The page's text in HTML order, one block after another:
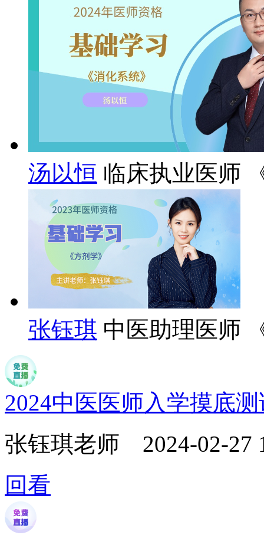
汤以恒 临床执业医师
张钰琪 中医助理医师
2024中医医师入学摸底
张钰琪老师 2024-02-27
回看